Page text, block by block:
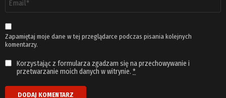
email
*
Zapamiętaj moje dane w tej przeglądarce podczas pisania kolejnych
komentarzy.
Korzystając z formularza zgadzam się na przechowywanie i
przetwarzanie moich danych w witrynie. *